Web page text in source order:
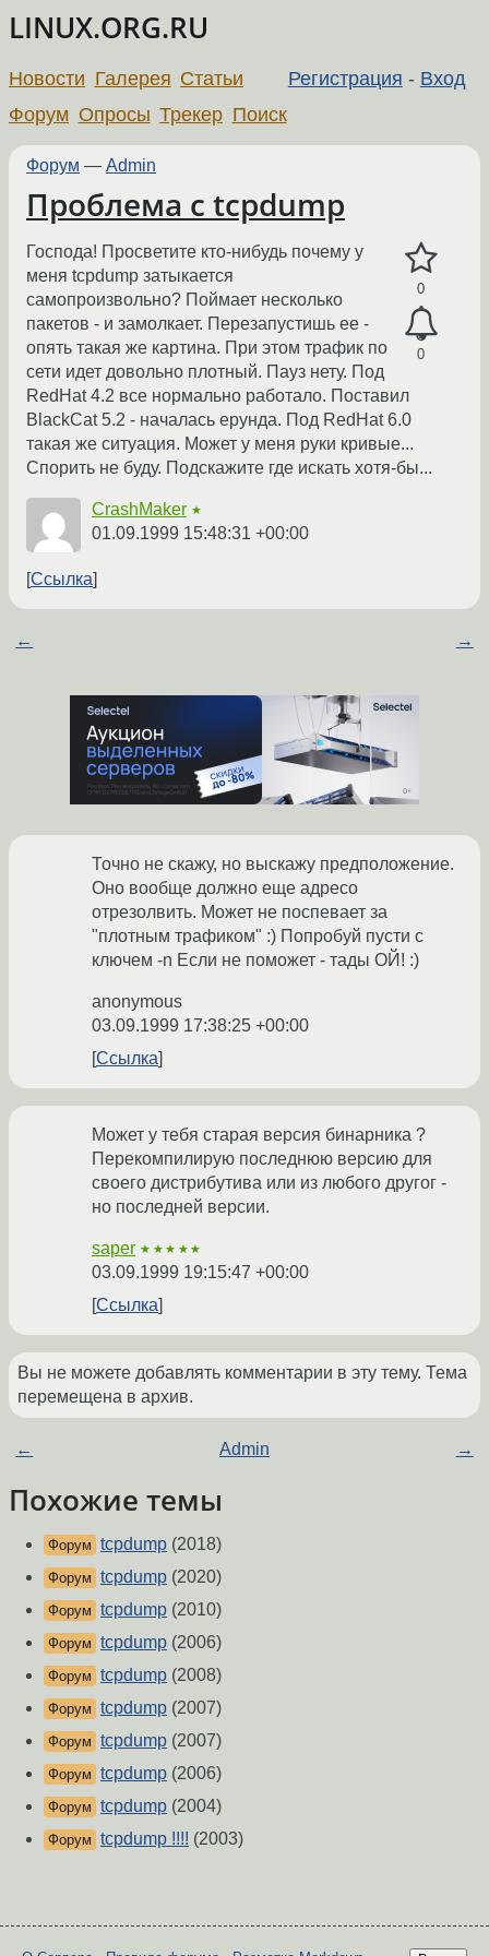
LINUX.ORG.RU
Регистрация - Вход
Новости Галерея Статьи
Форум Опросы Трекер Поиск
Форум — Admin
Проблема с tcpdump
0
0
Господа! Просветите кто-нибудь почему у
меня tcpdump затыкается
самопроизвольно? Поймает несколько
пакетов - и замолкает. Перезапустишь ее -
опять такая же картина. При этом трафик по
сети идет довольно плотный. Пауз нету. Под
RedHat 4.2 все нормально работало. Поставил
BlackCat 5.2 - началась ерунда. Под RedHat 6.0
такая же ситуация. Может у меня руки кривые...
Спорить не буду. Подскажите где искать хотя-бы...
CrashMaker ★
01.09.1999 15:48:31 +00:00
Ссылка
← →
Точно не скажу, но выскажу предположение.
Оно вообще должно еще адресо
отрезолвить. Может не поспевает за
"плотным трафиком" :) Попробуй пусти с
ключем -n Если не поможет - тады ОЙ! :)
anonymous
03.09.1999 17:38:25 +00:00
Ссылка
Может у тебя старая версия бинарника ?
Перекомпилирую последнюю версию для
своего дистрибутива или из любого другог -
но последней версии.
saper ★★★★★
03.09.1999 19:15:47 +00:00
Ссылка
Вы не можете добавлять комментарии в эту тему. Тема
перемещена в архив.
← Admin →
Похожие темы
Форум tcpdump (2018)
Форум tcpdump (2020)
Форум tcpdump (2010)
Форум tcpdump (2006)
Форум tcpdump (2008)
Форум tcpdump (2007)
Форум tcpdump (2007)
Форум tcpdump (2006)
Форум tcpdump (2004)
Форум tcpdump !!!! (2003)